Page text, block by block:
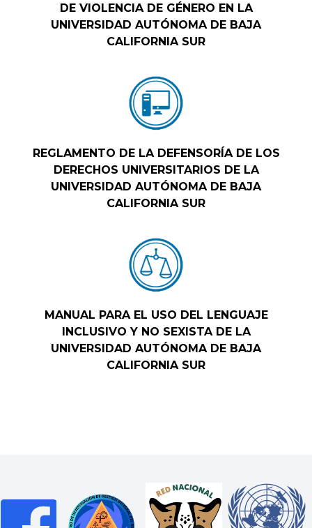
DE VIOLENCIA DE GÉNERO EN LA
UNIVERSIDAD AUTÓNOMA DE BAJA
CALIFORNIA SUR
REGLAMENTO DE LA DEFENSORÍA DE LOS
DERECHOS UNIVERSITARIOS DE LA
UNIVERSIDAD AUTÓNOMA DE BAJA
CALIFORNIA SUR
MANUAL PARA EL USO DEL LENGUAJE
INCLUSIVO Y NO SEXISTA DE LA
UNIVERSIDAD AUTÓNOMA DE BAJA
CALIFORNIA SUR